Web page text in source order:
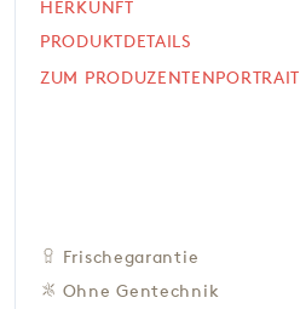
SOFORT VERFÜGBAR
5,90 €
11,80 € / Kg
BESCHREIBUNG
HERKUNFT
PRODUKTDETAILS
ZUM PRODUZENTENPORTRAIT
Frischegarantie
Ohne Gentechnik